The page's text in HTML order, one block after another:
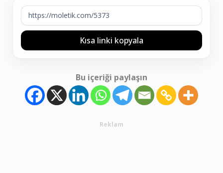
Kısa linki kopyala
Bu içeriği paylaşın
Reklam